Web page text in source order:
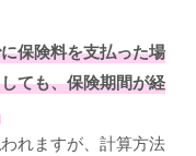
保険料を支払った場
ても、保険期間が経
れますが、計算方法